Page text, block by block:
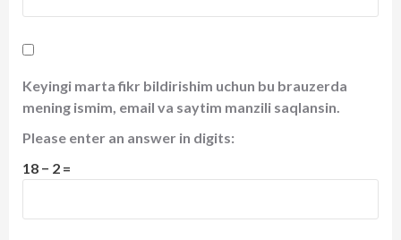
Keyingi marta fikr bildirishim uchun bu brauzerda
mening ismim, email va saytim manzili saqlansin.
Please enter an answer in digits:
18 − 2 =